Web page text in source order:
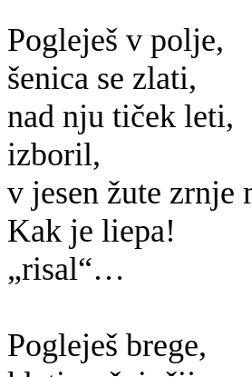
Pogleješ v polje,
šenica se zlati,
nad nju tiček leti,
izboril,
v jesen žute
Kak je liepa!
„risal“…
Pogleješ brege,